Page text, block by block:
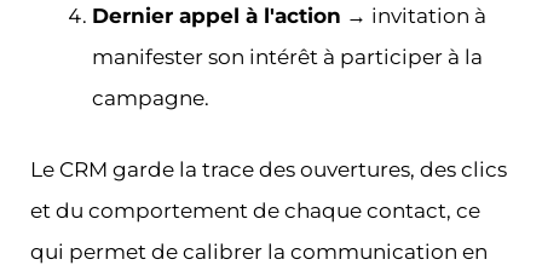
Dernier appel à l'action → invitation à
manifester son intérêt à participer à la
campagne.
Le CRM garde la trace des ouvertures, des clics
et du comportement de chaque contact, ce
qui permet de calibrer la communication en